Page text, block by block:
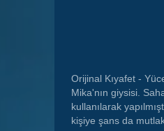
Orijinal Kıyafet -
Mika'nın giysisi.
kullanılarak
kişiye şans da